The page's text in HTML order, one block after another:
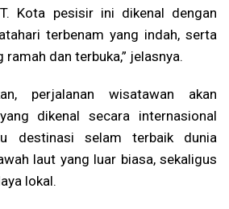
Kota pesisir ini dikenal dengan
terbenam yang indah, serta
dan terbuka,” jelasnya.
perjalanan wisatawan akan
dikenal secara internasional
destinasi selam terbaik dunia
laut yang luar biasa, sekaligus
lokal.